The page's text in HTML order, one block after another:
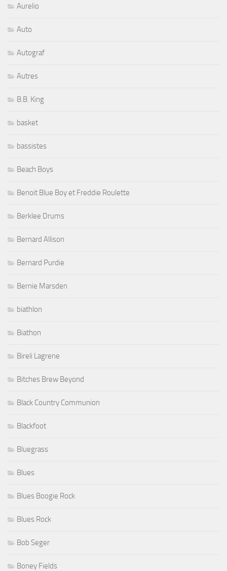
Aurelio
Auto
Autograf
Autres
B.B. King
basket
bassistes
Beach Boys
Benoit Blue Boy et Freddie Roulette
Berklee Drums
Bernard Allison
Bernard Purdie
Bernie Marsden
biathlon
Biathon
Bireli Lagrene
Bitches Brew Beyond
Black Country Communion
Blackfoot
Bluegrass
Blues
Blues Boogie Rock
Blues Rock
Bob Seger
Boney Fields